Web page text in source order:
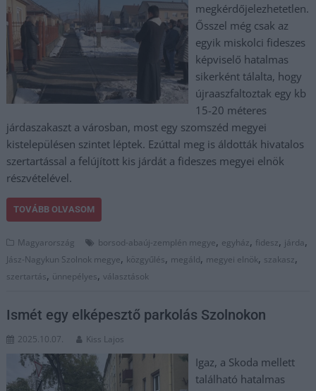
megkérdőjelezhetetlen.
Ősszel még csak az
egyik miskolci fideszes
képviselő hatalmas
sikerként tálalta, hogy
újraaszfaltoztak egy kb
15-20 méteres
járdaszakaszt a városban, most egy szomszéd megyei
kistelepülésen szintet léptek. Ezúttal meg is áldották hivatalos
szertartással a felújított kis járdát a fideszes megyei elnök
részvételével.
TOVÁBB OLVASOM
Magyarország borsod-abaúj-zemplén megye, egyház, fidesz, járda,
Jász-Nagykun Szolnok megye, közgyűlés, megáld, megyei elnök, szakasz,
szertartás, ünnepélyes,választások
Ismét egy elképesztő parkolás Szolnokon
2025.10.07. Kiss Lajos
Igaz, a Skoda mellett
található hatalmas